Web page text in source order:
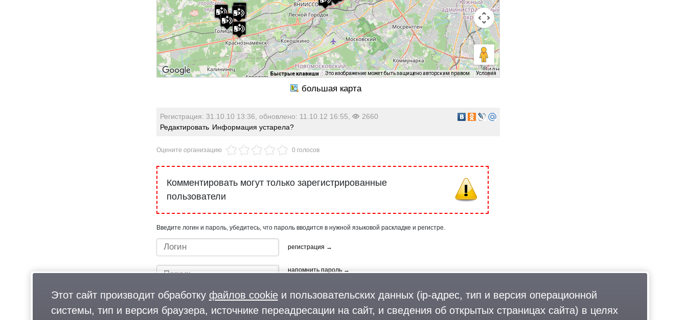
Быстрые клавиши Это изображение может быть защищено авторским правом Условия
Регистрация: 31.10.10 13:36, обновлено: 11.10.12 16:55,
2660
Редактировать Информация устарела?
Оцените организацию 0 голосов
Комментировать могут только зарегистрированные
пользователи
Введите логин и пароль, убедитесь, что пароль вводится в нужной языковой раскладке и регистре.
регистрация →
напомнить пароль →
Этот сайт производит обработку файлов cookieи пользовательских данных (ip-адрес, тип и версия операционной
системы, тип и версия браузера, источнике переадресации на сайт, и сведения об открытых страницах сайта) в целях